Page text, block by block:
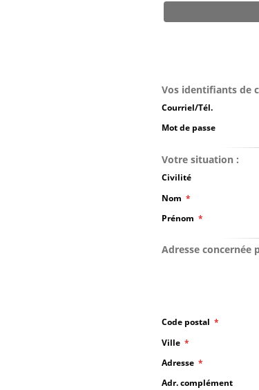
Vos identifiants de
Courriel/Tél.
Mot de passe
Votre situation :
Civilité
Nom *
Prénom *
Adresse concernée
Code postal *
Ville *
Adresse *
Adr. complément